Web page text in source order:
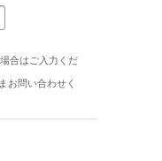
合はご入力くだ
お問い合わせく